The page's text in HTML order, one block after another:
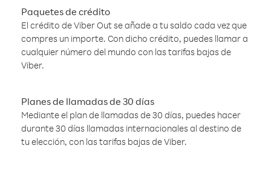
Paquetes de crédito
El crédito de Viber Out se añade a tu saldo cada vez que
compres un importe. Con dicho crédito, puedes llamar a
cualquier número del mundo con las tarifas bajas de
Viber.
Planes de llamadas de 30 días
Mediante el plan de llamadas de 30 días, puedes hacer
durante 30 días llamadas internacionales al destino de
tu elección, con las tarifas bajas de Viber.